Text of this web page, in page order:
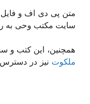
متن پی دی اف و فایل
سایت مکتب وحی به
همچنین، این کتب و
ملکوت نیز در